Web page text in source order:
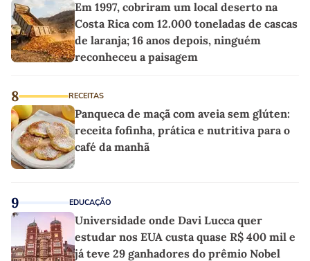
Em 1997, cobriram um local deserto na
Costa Rica com 12.000 toneladas de cascas
de laranja; 16 anos depois, ninguém
reconheceu a paisagem
8 RECEITAS
Panqueca de maçã com aveia sem glúten:
receita fofinha, prática e nutritiva para o
café da manhã
9 EDUCAÇÃO
Universidade onde Davi Lucca quer
estudar nos EUA custa quase R$ 400 mil e
já teve 29 ganhadores do prêmio Nobel